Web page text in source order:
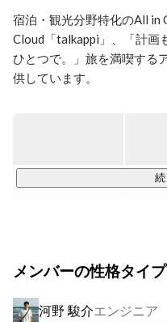
宿泊・観光分野特化のAll in
Cloud「talkappi」、「計画
ひとつで。」旅を満喫する
供しています。
サービスのHPはこちら
2025年6月にシリーズBの
メンバーの性格タイプ
河野 駿介エンジニア